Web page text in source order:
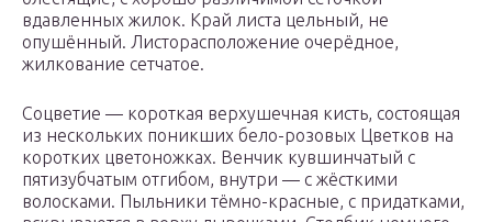
вдавленных жилок. Край листа цельный, не
опушённый. Листорасположение очерёдное,
жилкование сетчатое.
Соцветие — короткая верхушечная кисть, состоящая
из нескольких поникших бело-розовых Цветков на
коротких цветоножках. Венчик кувшинчатый с
пятизубчатым отгибом, внутри — с жёсткими
волосками. Пыльники тёмно-красные, с придатками,